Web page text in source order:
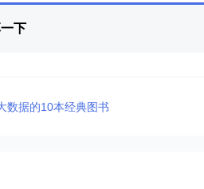
下
数据的10本经典图书